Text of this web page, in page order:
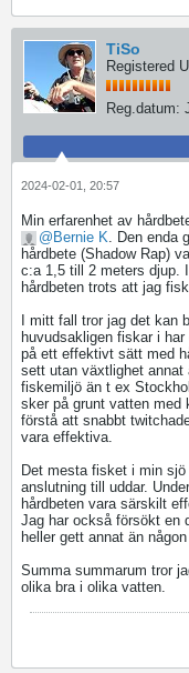
TiSo
Registered
Reg.datum:
2024-02-01, 20:57
Min erfarenhet av
Bernie K. Den enda
hårdbete (Shadow Rap)
c:a 1,5 till 2 meters djup.
hårdbeten trots att jag
I mitt fall tror jag det kan
huvudsakligen fiskar i
på ett effektivt sätt med
sett utan växtlighet annat
fiskemiljö än t ex
sker på grunt vatten
förstå att snabbt
vara effektiva.
Det mesta fisket i min
anslutning till uddar.
hårdbeten vara särskilt
Jag har också försökt en
heller gett annat än
Summa summarum tror
olika bra i olika vatten.